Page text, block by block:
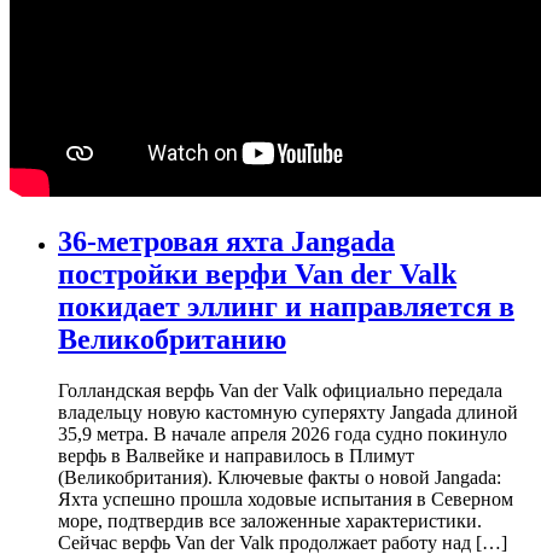
36-метровая яхта Jangada
постройки верфи Van der Valk
покидает эллинг и направляется в
Великобританию
Голландская верфь Van der Valk официально передала
владельцу новую кастомную суперяхту Jangada длиной
35,9 метра. В начале апреля 2026 года судно покинуло
верфь в Валвейке и направилось в Плимут
(Великобритания). Ключевые факты о новой Jangada:
Яхта успешно прошла ходовые испытания в Северном
море, подтвердив все заложенные характеристики.
Сейчас верфь Van der Valk продолжает работу над […]